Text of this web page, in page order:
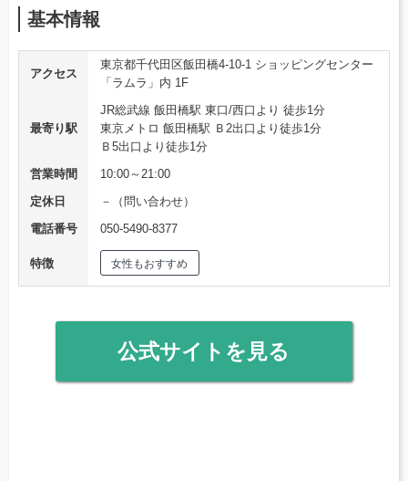
基本情報
アクセス
東京都千代田区飯田橋4-10-1 ショッピングセンター
「ラムラ」内 1F
最寄り駅
JR総武線 飯田橋駅 東口/西口より 徒歩1分
東京メトロ 飯田橋駅 Ｂ2出口より徒歩1分
Ｂ5出口より徒歩1分
営業時間
10:00～21:00
定休日
－（問い合わせ）
電話番号
050-5490-8377
特徴 女性もおすすめ
公式サイトを見る